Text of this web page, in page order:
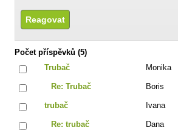
Počet příspěvků (5)
Trubač
Monika
Re: Trubač Boris
trubač Ivana
Re: trubač Dana